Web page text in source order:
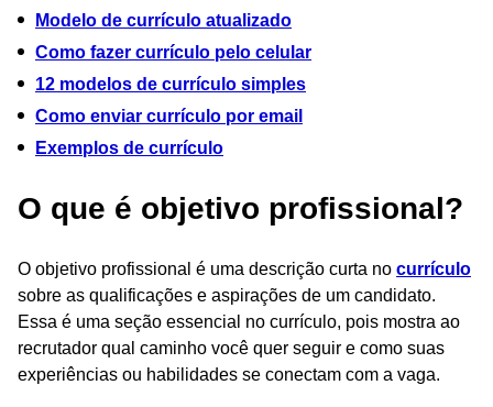
Modelo de currículo atualizado
Como fazer currículo pelo celular
12 modelos de currículo simples
Como enviar currículo por email
Exemplos de currículo
O que é objetivo profissional?
O objetivo profissional é uma descrição curta no currículo
sobre as qualificações e aspirações de um candidato.
Essa é uma seção essencial no currículo, pois mostra ao
recrutador qual caminho você quer seguir e como suas
experiências ou habilidades se conectam com a vaga.